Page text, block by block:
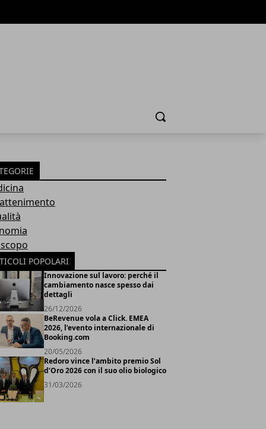
Cerca
POPOLARI
Innovazione sul lavoro: perché il
cambiamento nasce spesso dai
dettagli
26/12/2026
BeRevenue vola a Click. EMEA
2026, l’evento internazionale di
Booking.com
20/05/2026
Redoro vince l’ambito premio Sol
d’Oro 2026 con il suo olio biologico
31/03/2026